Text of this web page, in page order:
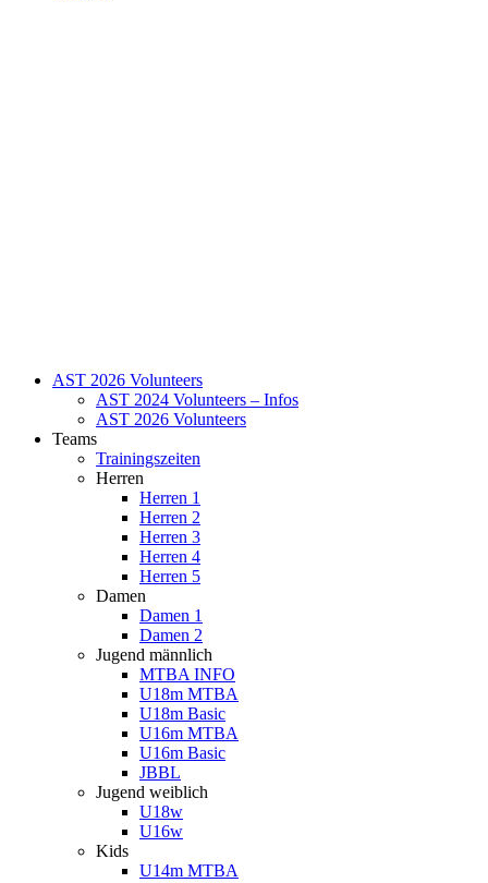
AST 2026 Volunteers
AST 2024 Volunteers – Infos
AST 2026 Volunteers
Teams
Trainingszeiten
Herren
Herren 1
Herren 2
Herren 3
Herren 4
Herren 5
Damen
Damen 1
Damen 2
Jugend männlich
MTBA INFO
U18m MTBA
U18m Basic
U16m MTBA
U16m Basic
JBBL
Jugend weiblich
U18w
U16w
Kids
U14m MTBA